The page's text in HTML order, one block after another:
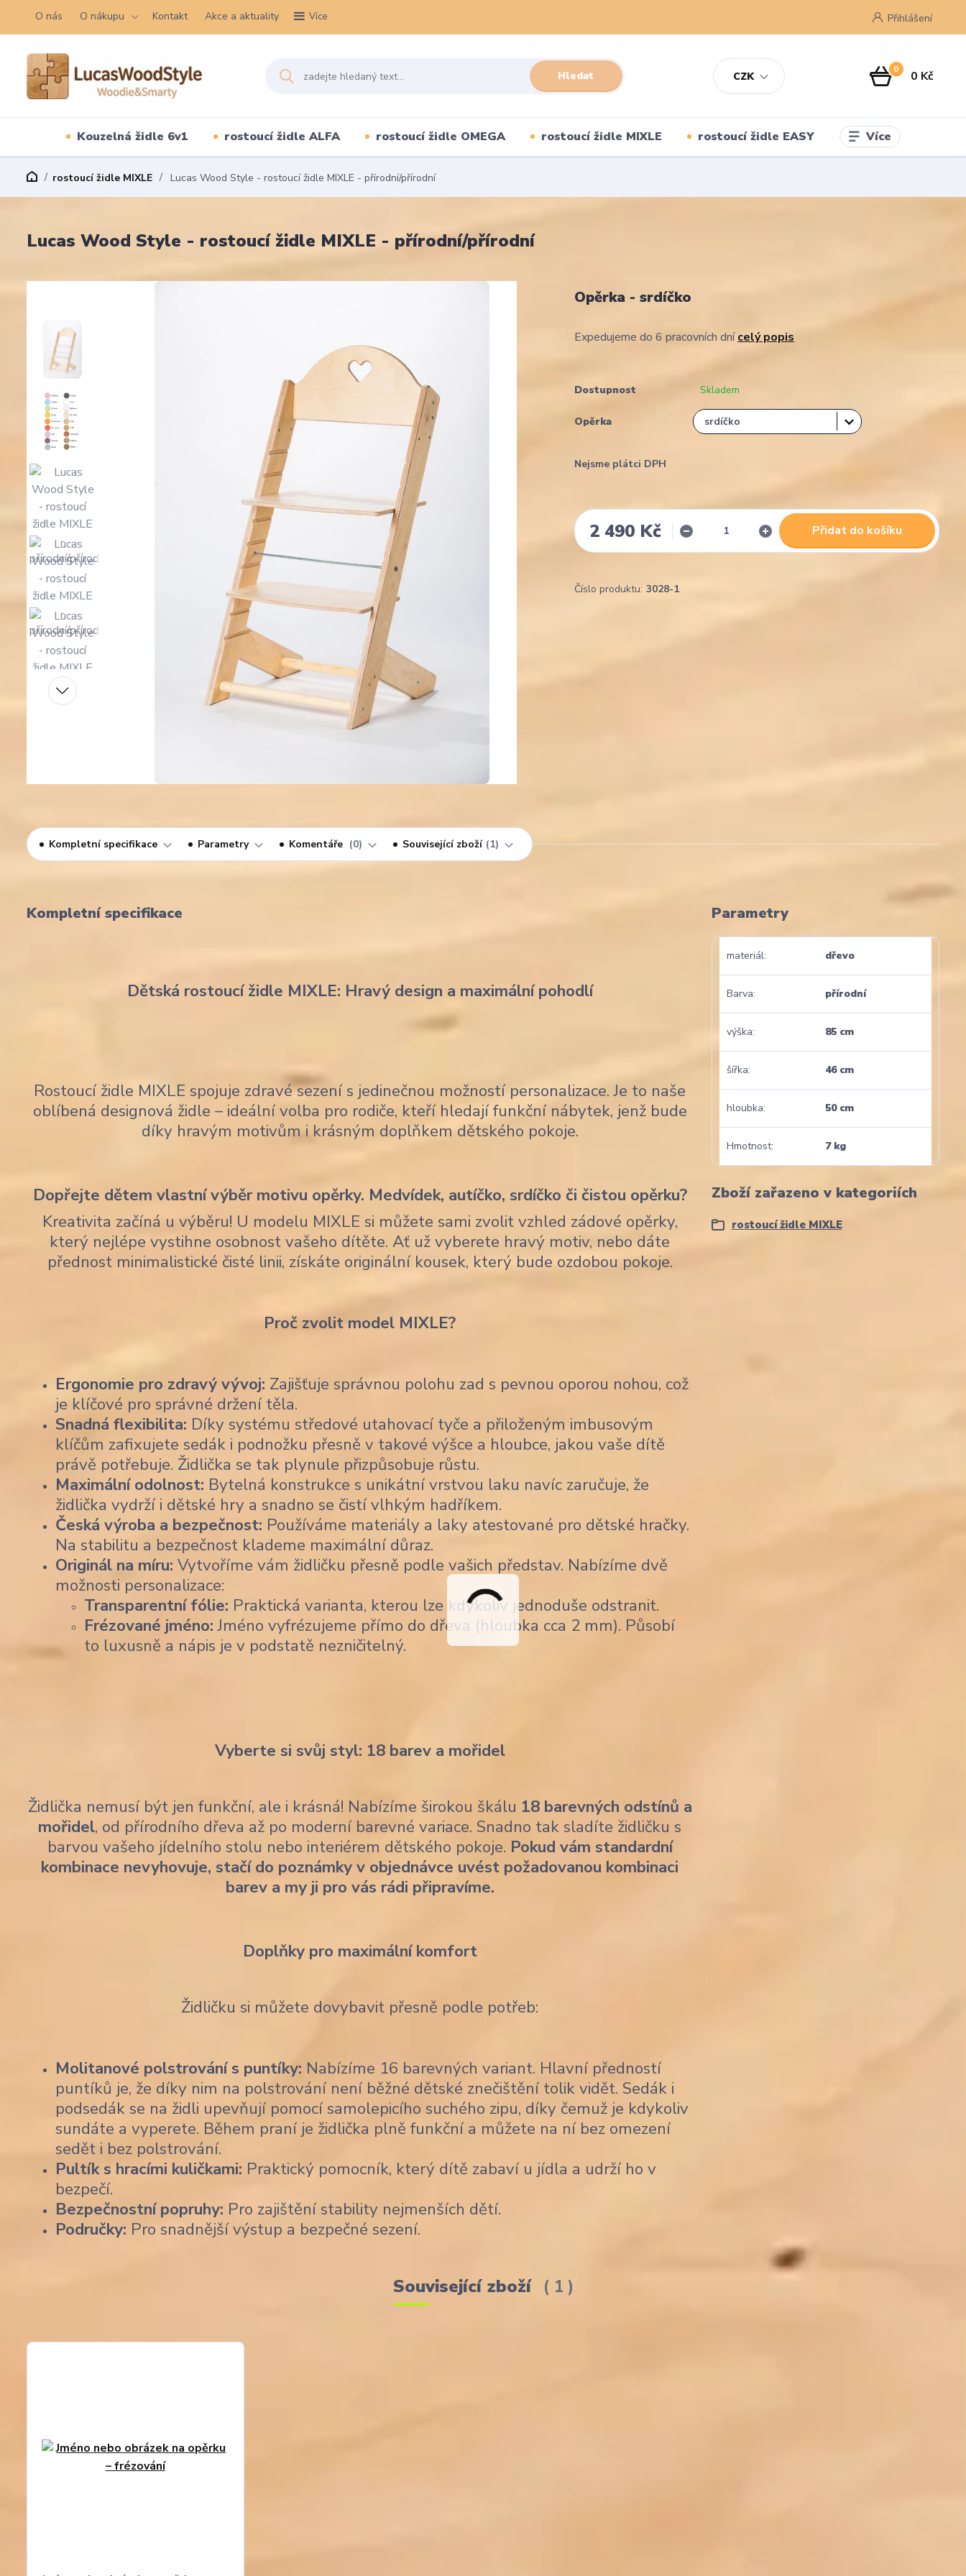
O nás O nákupu Kontakt Akce a aktuality Více
CZK
Přihlášení
Hledat 0 0 Kč
Kouzelná židle 6v1 rostoucí židle ALFA rostoucí židle OMEGA rostoucí židle MIXLE rostoucí židle EASY Více
rostoucí židle MIXLE Lucas Wood Style - rostoucí židle MIXLE - přírodní/přírodní
Lucas Wood Style - rostoucí židle MIXLE - přírodní/přírodní
Opěrka - srdíčko
Expedujeme do 6 pracovních dnícelý popis
Dostupnost Skladem
Opěrka
Nejsme plátci DPH
2 490 Kč Přidat do košíku
Číslo produktu: 3028-1
Kompletní specifikace Parametry Komentáře 0 Související zboží 1
Kompletní specifikace
Dětská rostoucí židle MIXLE: Hravý design a maximální pohodlí
Rostoucí židle MIXLE spojuje zdravé sezení s jedinečnou možností personalizace. Je to naše
oblíbená designová židle – ideální volba pro rodiče, kteří hledají funkční nábytek, jenž bude
díky hravým motivům i krásným doplňkem dětského pokoje.
Dopřejte dětem vlastní výběr motivu opěrky. Medvídek, autíčko, srdíčko či čistou opěrku?
Kreativita začíná u výběru! U modelu MIXLE si můžete sami zvolit vzhled zádové opěrky,
který nejlépe vystihne osobnost vašeho dítěte. Ať už vyberete hravý motiv, nebo dáte
přednost minimalistické čisté linii, získáte originální kousek, který bude ozdobou pokoje.
Proč zvolit model MIXLE?
Ergonomie pro zdravý vývoj: Zajišťuje správnou polohu zad s pevnou oporou nohou, což
je klíčové pro správné držení těla.
Snadná flexibilita: Díky systému středové utahovací tyče a přiloženým imbusovým
klíčům zafixujete sedák i podnožku přesně v takové výšce a hloubce, jakou vaše dítě
právě potřebuje. Židlička se tak plynule přizpůsobuje růstu.
Maximální odolnost: Bytelná konstrukce s unikátní vrstvou laku navíc zaručuje, že
židlička vydrží i dětské hry a snadno se čistí vlhkým hadříkem.
Česká výroba a bezpečnost: Používáme materiály a laky atestované pro dětské hračky.
Na stabilitu a bezpečnost klademe maximální důraz.
Originál na míru: Vytvoříme vám židličku přesně podle vašich představ. Nabízíme dvě
možnosti personalizace:
Transparentní fólie: Praktická varianta, kterou lze kdykoliv jednoduše odstranit.
Frézované jméno:Jméno vyfrézujeme přímo do dřeva (hloubka cca 2 mm). Působí
to luxusně a nápis je v podstatě nezničitelný.
Vyberte si svůj styl: 18 barev a mořidel
Židlička nemusí být jen funkční, ale i krásná! Nabízíme širokou škálu 18 barevných odstínů a
mořidel, od přírodního dřeva až po moderní barevné variace. Snadno tak sladíte židličku s
barvou vašeho jídelního stolu nebo interiérem dětského pokoje. Pokud vám standardní
kombinace nevyhovuje, stačí do poznámky v objednávce uvést požadovanou kombinaci
barev a my ji pro vás rádi připravíme.
Doplňky pro maximální komfort
Židličku si můžete dovybavit přesně podle potřeb:
Molitanové polstrování s puntíky: Nabízíme 16 barevných variant. Hlavní předností
puntíků je, že díky nim na polstrování není běžné dětské znečištění tolik vidět. Sedák i
podsedák se na židli upevňují pomocí samolepicího suchého zipu, díky čemuž je kdykoliv
sundáte a vyperete. Během praní je židlička plně funkční a můžete na ní bez omezení
sedět i bez polstrování.
Pultík s hracími kuličkami: Praktický pomocník, který dítě zabaví u jídla a udrží ho v
bezpečí.
Bezpečnostní popruhy: Pro zajištění stability nejmenších dětí.
Područky: Pro snadnější výstup a bezpečné sezení.
Parametry
materiál dřevo
Barva přírodní
výška 85 cm
šířka 46 cm
hloubka 50 cm
Hmotnost 7 kg
Zboží zařazeno v kategoriích
rostoucí židle MIXLE
Související zboží 1